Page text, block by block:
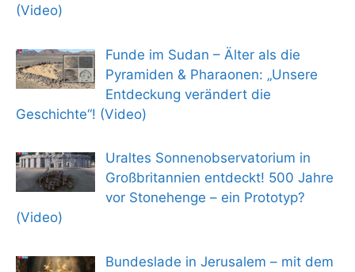
(Video)
Funde im Sudan – Älter als die
Pyramiden & Pharaonen: „Unsere
Entdeckung verändert die
Geschichte“! (Video)
Uraltes Sonnenobservatorium in
Großbritannien entdeckt! 500 Jahre
vor Stonehenge – ein Prototyp?
(Video)
Bundeslade in Jerusalem – mit dem